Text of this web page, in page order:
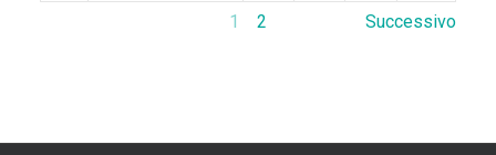
1 2 Successivo